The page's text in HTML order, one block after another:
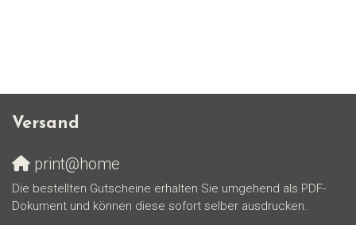
Versand
print@home
Die bestellten Gutscheine erhalten Sie umgehend als PDF-
Dokument und können diese sofort selber ausdrucken.